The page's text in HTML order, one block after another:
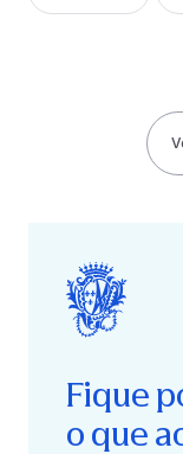
Fique
o que